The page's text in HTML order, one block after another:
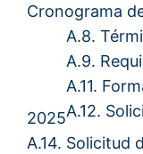
Cronograma
2025
A.8. Términos de
A.9.
A.11.
A.12.
A.14. Solicitud